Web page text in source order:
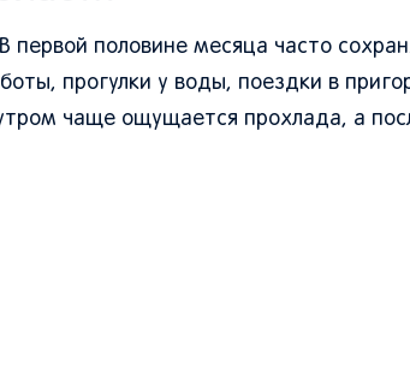
первой половине месяца часто
прогулки у воды, поездки в
чаще ощущается прохлада, а